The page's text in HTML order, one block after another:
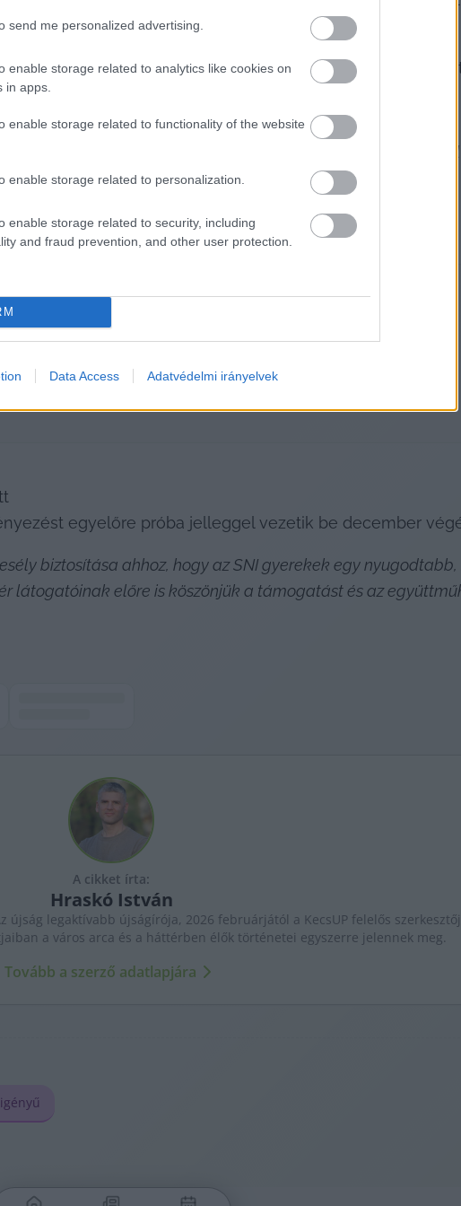
send me personalized advertising.
enable storage related to analytics like cookies on
in apps.
enable storage related to functionality of the website
enable storage related to personalization.
enable storage related to security, including
and fraud prevention, and other user protection.
Data Access Adatvédelmi irányelvek
Szemereyné Pataki Klaudia polgármester viszont az
meg egyhangúlag a határozatot, hogy
, de a kiírás szerinti szabályokat be
vezetője pedig csütörtökön azt közölte, hogy július 7-től
egyelőre próba jelleggel vezetik be december
biztosítása ahhoz, hogy az SNI gyerekek egy
látogatóinak előre is köszönjük a támogatást és az
A cikket írta:
Hraskó István
újság legaktívabb újságírója, 2026 februárjától a KecsUP felelős
a város arca és a háttérben élők történetei egyszerre jelennek meg.
Tovább a szerző adatlapjára